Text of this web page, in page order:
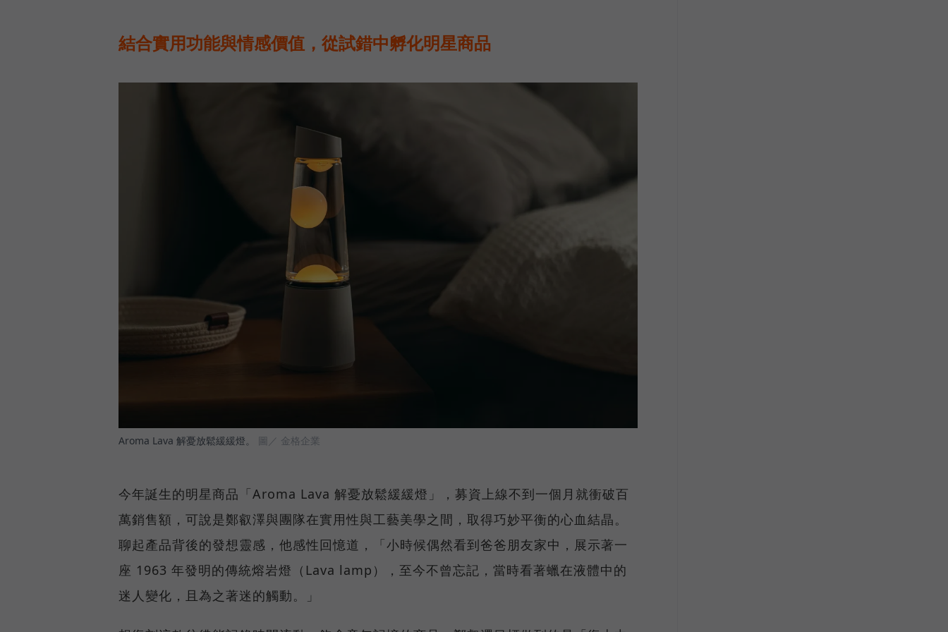
結合實用功能與情感價值，從試錯中孵化明星商品
Aroma Lava 解憂放鬆緩緩燈。 圖／ 金格企業
今年誕生的明星商品「Aroma Lava 解憂放鬆緩緩燈」，募資上線不到一個月就衝破百
萬銷售額，可說是鄭叡澤與團隊在實用性與工藝美學之間，取得巧妙平衡的心血結晶。
聊起產品背後的發想靈感，他感性回憶道，「小時候偶然看到爸爸朋友家中，展示著一
座 1963 年發明的傳統熔岩燈（Lava lamp），至今不曾忘記，當時看著蠟在液體中的
迷人變化，且為之著迷的觸動。」